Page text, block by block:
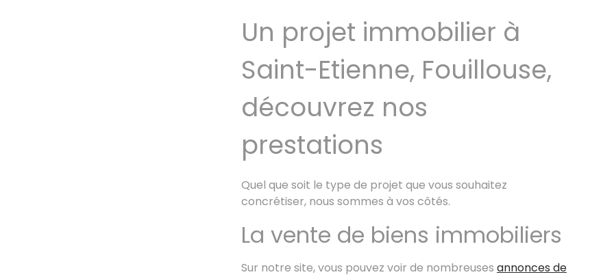
Un projet immobilier à
Saint-Etienne, Fouillouse,
découvrez nos
prestations
Quel que soit le type de projet que vous souhaitez
concrétiser, nous sommes à vos côtés.
La vente de biens immobiliers
Sur notre site, vous pouvez voir de nombreuses annonces de